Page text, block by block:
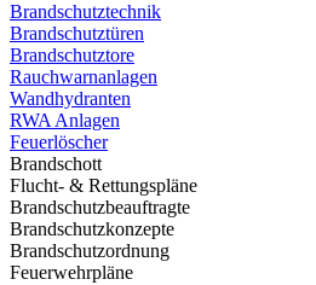
Brandschutztechnik
Brandschutztüren
Brandschutztore
Rauchwarnanlagen
Wandhydranten
RWA Anlagen
Feuerlöscher
Brandschott
Flucht- & Rettungspläne
Brandschutzbeauftragte
Brandschutzkonzepte
Brandschutzordnung
Feuerwehrpläne